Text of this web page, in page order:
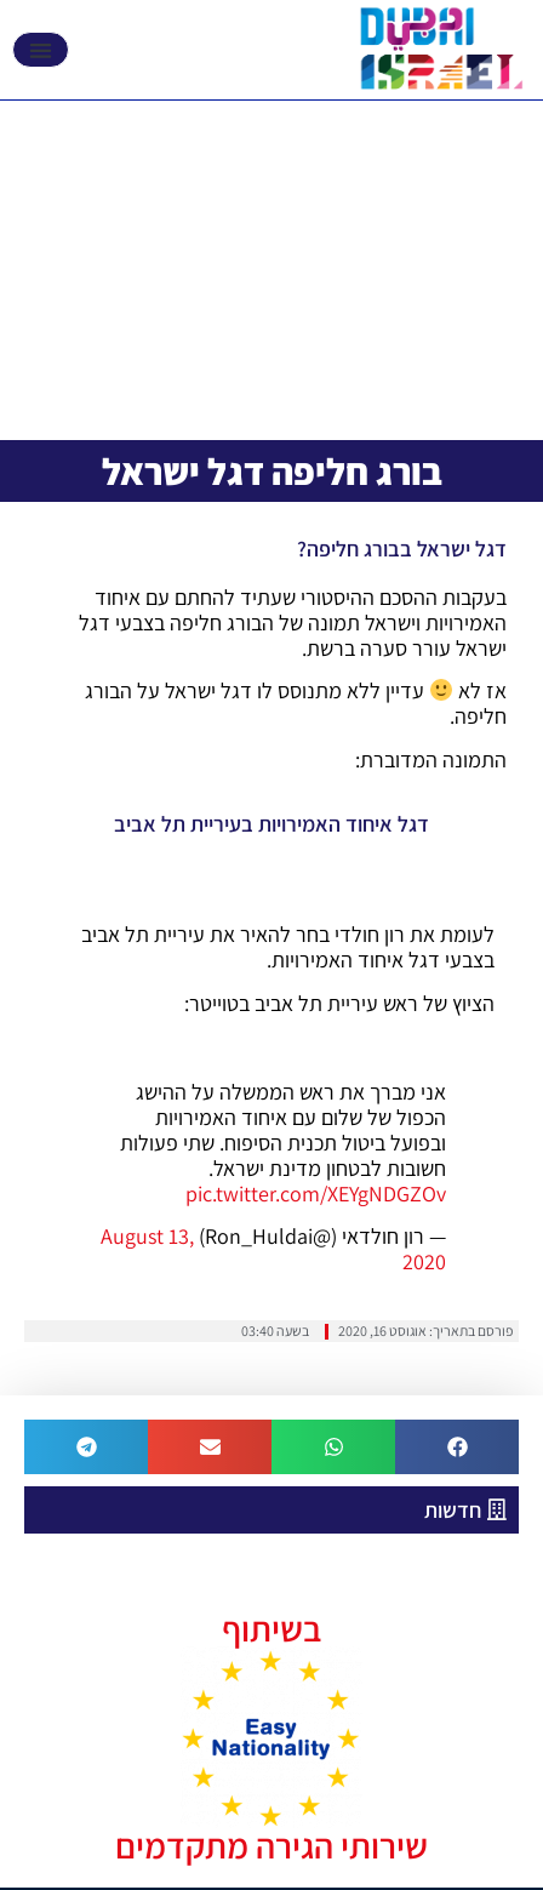
בורג חליפה דגל ישראל
דגל ישראל בבורג חליפה?
בעקבות ההסכם ההיסטורי שעתיד להחתם עם איחוד
האמירויות וישראל תמונה של הבורג חליפה בצבעי דגל
ישראל עורר סערה ברשת.
אז לא
עדיין ללא מתנוסס לו דגל ישראל על הבורג
חליפה.
התמונה המדוברת:
דגל איחוד האמירויות בעיריית תל אביב
לעומת את רון חולדי בחר להאיר את עיריית תל אביב
בצבעי דגל איחוד האמירויות.
הציוץ של ראש עיריית תל אביב בטוייטר:
אני מברך את ראש הממשלה על ההישג
הכפול של שלום עם איחוד האמירויות
ובפועל ביטול תכנית הסיפוח. שתי פעולות
חשובות לבטחון מדינת ישראל.
pic.twitter.com/XEYgNDGZOv
— רון חולדאי (@Ron_Huldai)
August 13,
2020
פורסם בתאריך: אוגוסט 16, 2020 בשעה03:40
חדשות
בשיתוף
שירותי הגירה מתקדמים